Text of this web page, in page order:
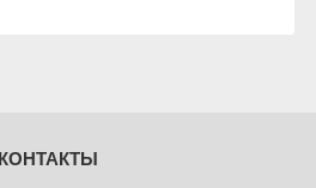
КОНТАКТЫ